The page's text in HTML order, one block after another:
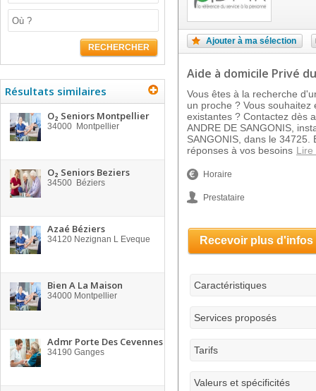
RECHERCHER
Résultats similaires
O₂ Seniors Montpellier
34000 Montpellier
O₂ Seniors Beziers
34500 Béziers
Azaé Béziers
34120 Nezignan L Eveque
Bien A La Maison
34000 Montpellier
Admr Porte Des Cevennes
34190 Ganges
Ajouter à ma sélection
Aide à domicile Privé
Vous êtes à la recherche
un proche ? Vous
existantes ? Contactez dès
ANDRE DE SANGONIS,
SANGONIS, dans le
réponses à vos besoins Lire
Horaire
Prestataire
Recevoir plus d'infos
Caractéristiques
Services proposés
Tarifs
Valeurs et spécificités